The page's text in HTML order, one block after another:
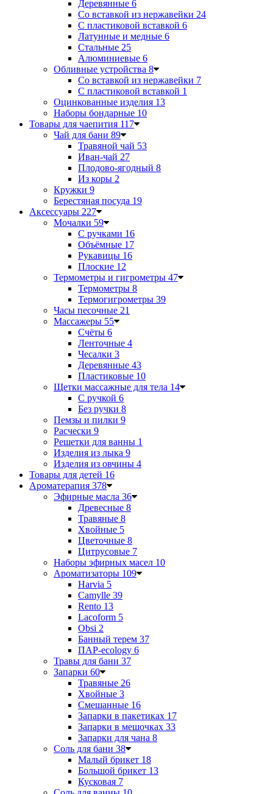
Деревянные 6
Со вставкой из нержавейки 24
С пластиковой вставкой 6
Латунные и медные 6
Стальные 25
Алюминиевые 6
Обливные устройства 8
Со вставкой из нержавейки 7
С пластиковой вставкой 1
Оцинкованные изделия 13
Наборы бондарные 10
Товары для чаепития 117
Чай для бани 89
Травяной чай 53
Иван-чай 27
Плодово-ягодный 8
Из коры 2
Кружки 9
Берестяная посуда 19
Аксессуары 227
Мочалки 59
С ручками 16
Объёмные 17
Рукавицы 16
Плоские 12
Термометры и гигрометры 47
Термометры 8
Термогигрометры 39
Часы песочные 21
Массажеры 55
Счёты 6
Ленточные 4
Чесалки 3
Деревянные 43
Пластиковые 10
Щетки массажные для тела 14
С ручкой 6
Без ручки 8
Пемзы и пилки 9
Расчески 9
Решетки для ванны 1
Изделия из лыка 9
Изделия из овчины 4
Товары для детей 16
Ароматерапия 378
Эфирные масла 36
Древесные 8
Травяные 8
Хвойные 5
Цветочные 8
Цитрусовые 7
Наборы эфирных масел 10
Ароматизаторы 109
Harvia 5
Camylle 39
Rento 13
Lacoform 5
Obsi 2
Банный терем 37
ПАР-ecology 6
Травы для бани 37
Запарки 60
Травяные 26
Хвойные 3
Смешанные 16
Запарки в пакетиках 17
Запарки в мешочках 33
Запарки для чана 8
Соль для бани 38
Малый брикет 18
Большой брикет 13
Кусковая 7